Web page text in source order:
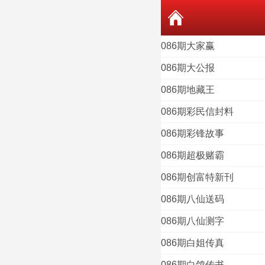
086期大家赢
086期大公报
086期地藏王
086期彩民信封料
086期彩锋故事
086期超极赌霸
086期创富特新刊
086期八仙送码
086期八仙测字
086期白姐传真